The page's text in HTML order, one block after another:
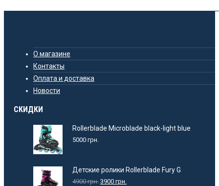
О магазине
Контакты
Оплата и доставка
Новости
СКИДКИ
Rollerblade Microblade black-light blue
5000 грн.
Детские ролики Rollerblade Fury G
4900грн. 3900 грн.